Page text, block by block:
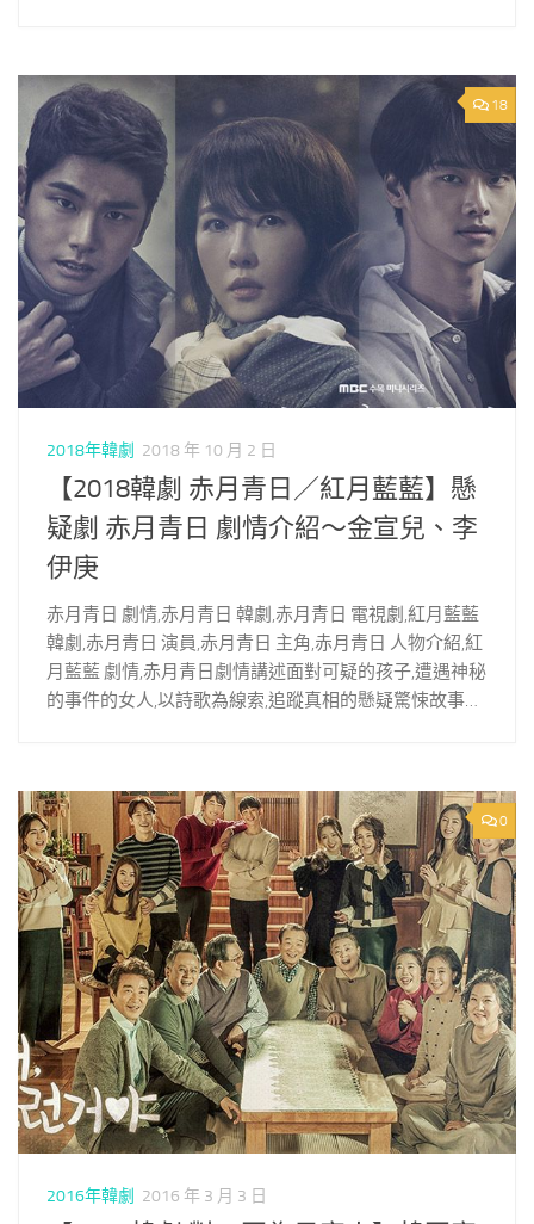
18
2018年韓劇 2018 年 10 月 2 日
【2018韓劇 赤月青日／紅月藍藍】懸
疑劇 赤月青日 劇情介紹～金宣兒、李
伊庚
赤月青日 劇情,赤月青日 韓劇,赤月青日 電視劇,紅月藍藍
韓劇,赤月青日 演員,赤月青日 主角,赤月青日 人物介紹,紅
月藍藍 劇情,赤月青日劇情講述面對可疑的孩子,遭遇神秘
的事件的女人,以詩歌為線索,追蹤真相的懸疑驚悚故事…
0
2016年韓劇 2016 年 3 月 3 日